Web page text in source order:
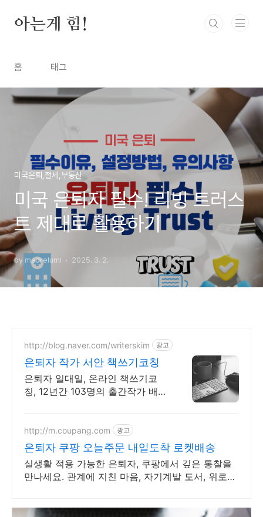
아는게 힘!
홈 태그
미국은퇴,절세,부동산
미국 은퇴자 필수! 리빙 트러스
트 제대로 활용하기
by madrelumi 2025. 3. 2.
http://blog.naver.com/writerskim 광고
은퇴자 작가 서안 책쓰기코칭
은퇴자 일대일, 온라인 책쓰기코
칭, 12년간 103명의 출간작가 배
http://m.coupang.com 광고
은퇴자 쿠팡 오늘주문 내일도착 로켓배송
실생활 적용 가능한 은퇴자, 쿠팡에서 깊은 통찰을
만나세요. 관계에 지친 마음, 자기계발 도서, 위로받